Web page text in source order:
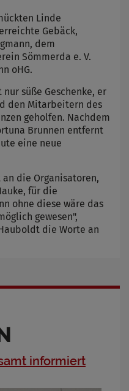
Linde
Gebäck,
dem
Sömmerda e. V.
oHG.
süße Geschenke, er
den Mitarbeitern des
geholfen. Nachdem
Brunnen entfernt
eine neue
an die Organisatoren,
für die
ohne diese wäre das
gewesen",
die Worte an
informiert